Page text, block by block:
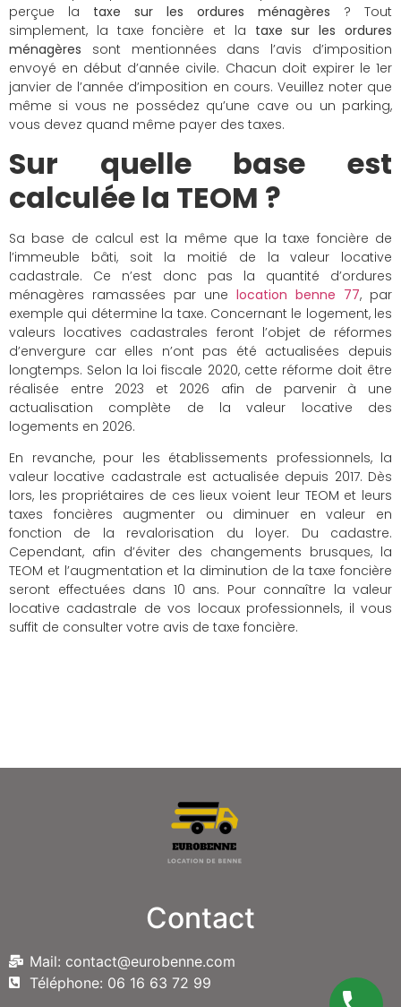
perçue la taxe sur les ordures ménagères ? Tout
simplement, la taxe foncière et la taxe sur les ordures
ménagères sont mentionnées dans l’avis d’imposition
envoyé en début d’année civile. Chacun doit expirer le 1er
janvier de l’année d’imposition en cours. Veuillez noter que
même si vous ne possédez qu’une cave ou un parking,
vous devez quand même payer des taxes.
Sur quelle base est
calculée la TEOM ?
Sa base de calcul est la même que la taxe foncière de
l’immeuble bâti, soit la moitié de la valeur locative
cadastrale. Ce n’est donc pas la quantité d’ordures
ménagères ramassées par une location benne 77, par
exemple qui détermine la taxe. Concernant le logement, les
valeurs locatives cadastrales feront l’objet de réformes
d’envergure car elles n’ont pas été actualisées depuis
longtemps. Selon la loi fiscale 2020, cette réforme doit être
réalisée entre 2023 et 2026 afin de parvenir à une
actualisation complète de la valeur locative des
logements en 2026.
En revanche, pour les établissements professionnels, la
valeur locative cadastrale est actualisée depuis 2017. Dès
lors, les propriétaires de ces lieux voient leur TEOM et leurs
taxes foncières augmenter ou diminuer en valeur en
fonction de la revalorisation du loyer. Du cadastre.
Cependant, afin d’éviter des changements brusques, la
TEOM et l’augmentation et la diminution de la taxe foncière
seront effectuées dans 10 ans. Pour connaître la valeur
locative cadastrale de vos locaux professionnels, il vous
suffit de consulter votre avis de taxe foncière.
Contact
Mail: contact@eurobenne.com
Téléphone: 06 16 63 72 99